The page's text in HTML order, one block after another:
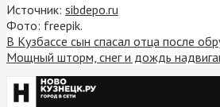
Источник: sibdepo.ru
Фото: freepik.
В Кузбассе сын спасал отца после
Мощный шторм, снег и дождь